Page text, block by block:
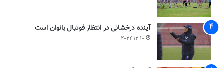
آینده درخشانی در انتظار فوتبال بانوان است
2022-12-10